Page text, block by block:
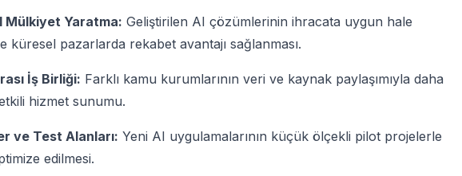
Mülkiyet Yaratma: Geliştirilen AI çözümlerinin ihracata uygun hale
küresel pazarlarda rekabet avantajı sağlanması.
İş Birliği: Farklı kamu kurumlarının veri ve kaynak paylaşımıyla daha
hizmet sunumu.
ve Test Alanları: Yeni AI uygulamalarının küçük ölçekli pilot projelerle
edilmesi.